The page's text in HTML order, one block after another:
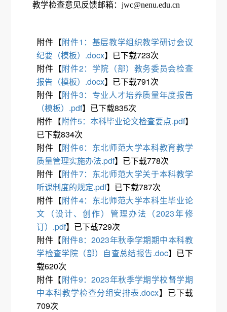
教学检查意见反馈邮箱：jwc@nenu.edu.cn
附件【附件1：基层教学组织教学研讨会议
纪要（模板）.docx】已下载723次
附件【附件2：学院（部）教务委员会检查
报告（模板）.docx】已下载791次
附件【附件3：专业人才培养质量年度报告
（模板）.pdf】已下载835次
附件【附件5：本科毕业论文检查要点.pdf】
已下载834次
附件【附件6：东北师范大学本科教育教学
质量管理实施办法.pdf】已下载778次
附件【附件7：东北师范大学关于本科教学
听课制度的规定.pdf】已下载787次
附件【附件4：东北师范大学本科生毕业论
文（设计、创作）管理办法（2023年修
订）.pdf】已下载729次
附件【附件8：2023年秋季学期期中本科教
学检查学院（部）自查总结报告.doc】已下
载620次
附件【附件9：2023年秋季学期学校督学期
中本科教学检查分组安排表.docx】已下载
709次